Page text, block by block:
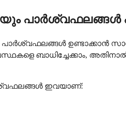
പാർശ്വഫലങ്ങൾ
ഉണ്ടാക്കാൻ
ബാധിച്ചേക്കാം,
ഇവയാണ്: